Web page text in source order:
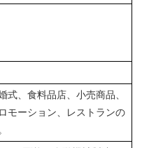
式、食料品店、小売商品、
モーション、レストランの